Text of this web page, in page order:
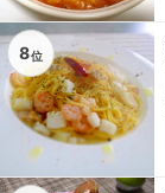
8位